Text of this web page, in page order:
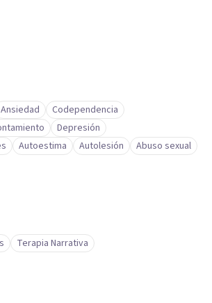
Ansiedad
Codependencia
Depresión
Autoestima Autolesión
Abuso sexual
Terapia Narrativa